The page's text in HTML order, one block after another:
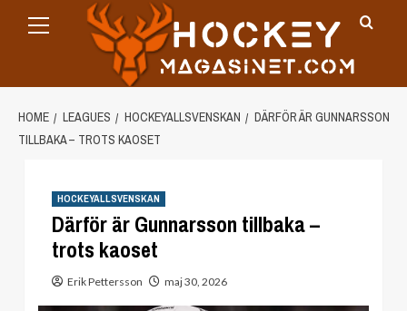
Menu
HOME LEAGUES HOCKEYALLSVENSKAN
DÄRFÖR ÄR GUNNARSSON
TILLBAKA – TROTS KAOSET
HOCKEYALLSVENSKAN
Därför är Gunnarsson tillbaka –
trots kaoset
Erik Pettersson maj 30, 2026